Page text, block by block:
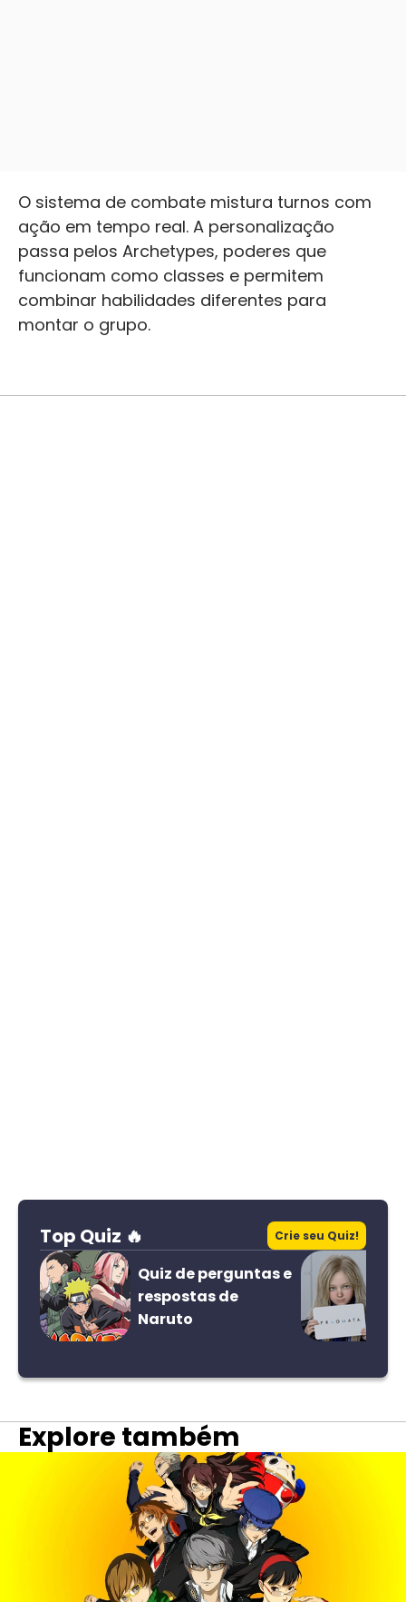
O sistema de combate mistura turnos com
ação em tempo real. A personalização
passa pelos Archetypes, poderes que
funcionam como classes e permitem
combinar habilidades diferentes para
montar o grupo.
Top Quiz 🔥 Crie seu Quiz!
Quiz de perguntas e
respostas de
Naruto
Explore também